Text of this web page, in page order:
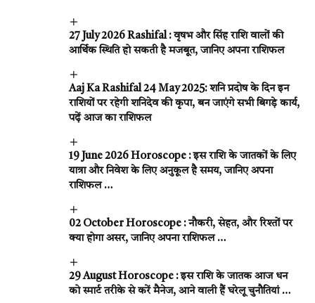
27 July 2026 Rashifal : वृषभ और सिंह राशि वालों की
आर्थिक स्थिति हो सकती है मजबूत, जानिए अपना राशिफल
Aaj Ka Rashifal 24 May 2025: शनि प्रदोष के दिन इन
राशियों पर रहेगी शनिदेव की कृपा, बन जाएंगे सभी बिगड़े कार्य,
पढ़ें आज का राशिफल
19 June 2026 Horoscope : इस राशि के जातकों के लिए
यात्रा और निवेश के लिए अनुकूल है समय, जानिए अपना
राशिफल …
02 October Horoscope : नौकरी, सेहत, और रिश्तों पर
क्या होगा असर, जानिए अपना राशिफल …
29 August Horoscope : इस राशि के जातक आज धन
को स्मार्ट तरीके से करें मैनेज, आने वाली हैं घरेलू चुनौतियां …